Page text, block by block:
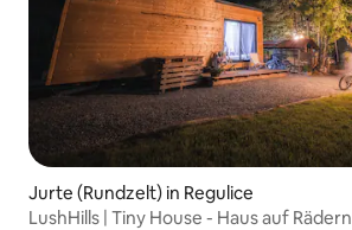
Jurte (Rundzelt) in Regulice
LushHills | Tiny House - Haus auf Rädern